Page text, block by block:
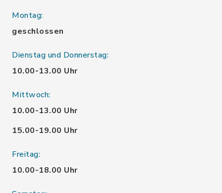
Montag:
geschlossen
Dienstag und Donnerstag:
10.00-13.00 Uhr
Mittwoch:
10.00-13.00 Uhr
15.00-19.00 Uhr
Freitag:
10.00-18.00 Uhr